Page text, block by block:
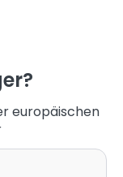
europäischen